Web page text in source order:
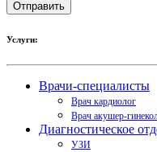
Услуги:
Врачи-специалисты
Врач кардиолог
Врач акушер-
Диагностическое
УЗИ